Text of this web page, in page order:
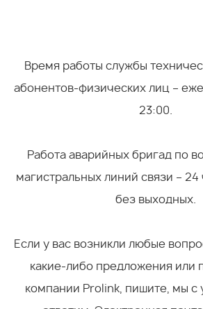
Время работы службы
абонентов-физических лиц –
23:00.
Работа аварийных бригад по
магистральных линий связи – 24
без выходных.
Если у вас возникли любые
какие-либо предложения или
компании Prolink, пишите, мы с